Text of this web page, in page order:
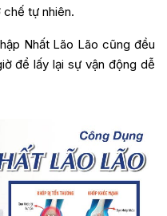
tự nhiên.
Nhất Lão Lão cũng đều
để lấy lại sự vận động dễ